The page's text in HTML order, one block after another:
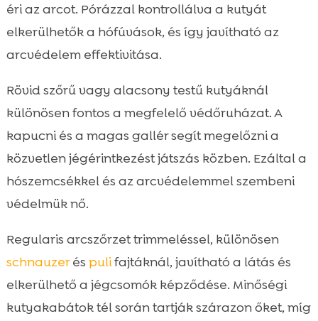
éri az arcot. Pórázzal kontrollálva a kutyát
elkerülhetők a hófúvások, és így javítható az
arcvédelem effektivitása.
Rövid szőrű vagy alacsony testű kutyáknál
különösen fontos a megfelelő védőruházat. A
kapucni és a magas gallér segít megelőzni a
közvetlen jégérintkezést játszás közben. Ezáltal a
hószemcsékkel és az arcvédelemmel szembeni
védelmük nő.
Regularis arcszőrzet trimmeléssel, különösen
schnauzerés pulifajtáknál, javítható a látás és
elkerülhető a jégcsomók képződése. Minőségi
kutyakabátok tél során tartják szárazon őket, míg